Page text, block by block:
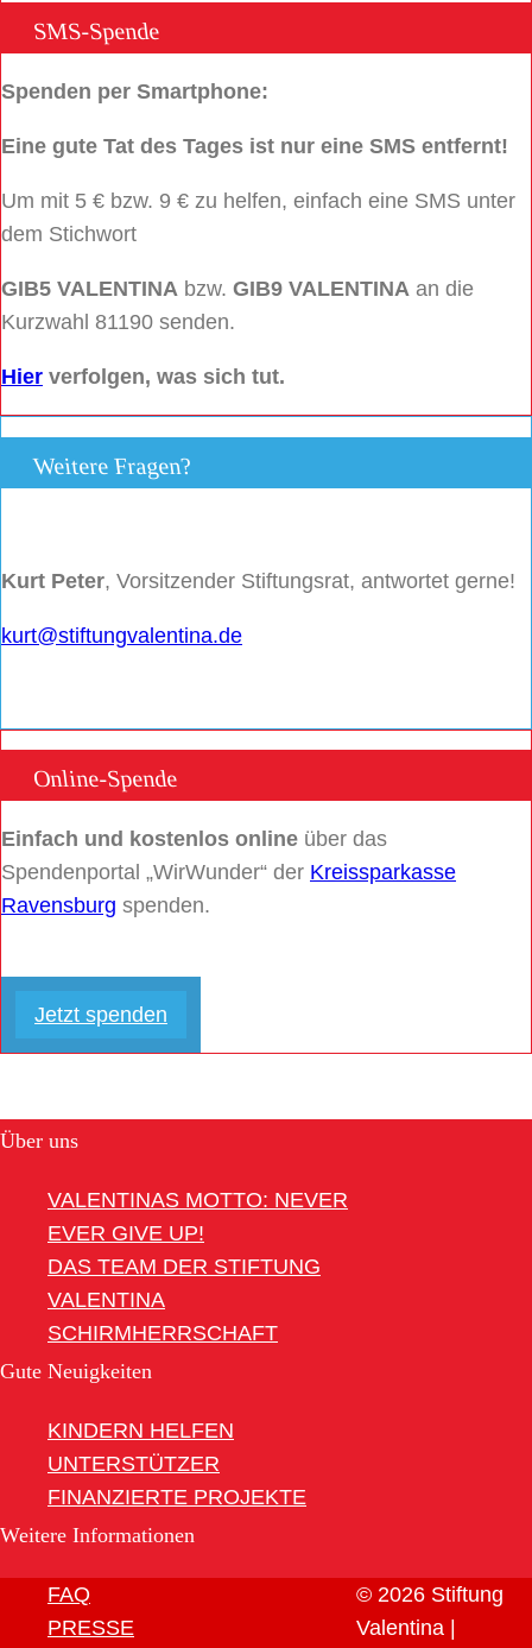
SMS-Spende
Spenden per Smartphone:
Eine gute Tat des Tages ist nur eine SMS entfernt!
Um mit 5 € bzw. 9 € zu helfen, einfach eine SMS unter
dem Stichwort
GIB5 VALENTINA bzw. GIB9 VALENTINA an die
Kurzwahl 81190 senden.
Hier verfolgen, was sich tut.
Weitere Fragen?
Kurt Peter, Vorsitzender Stiftungsrat, antwortet gerne!
kurt@stiftungvalentina.de
Online-Spende
Einfach und kostenlos online über das
Spendenportal „WirWunder“ der Kreissparkasse
Ravensburg spenden.
Jetzt spenden
Über uns
VALENTINAS MOTTO: NEVER
EVER GIVE UP!
DAS TEAM DER STIFTUNG
VALENTINA
SCHIRMHERRSCHAFT
Gute Neuigkeiten
KINDERN HELFEN
UNTERSTÜTZER
FINANZIERTE PROJEKTE
Weitere Informationen
FAQ
PRESSE
© 2026 Stiftung
Valentina |